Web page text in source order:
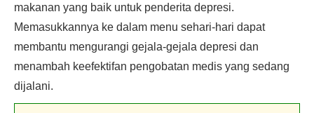
makanan yang baik untuk penderita depresi.
Memasukkannya ke dalam menu sehari-hari dapat
membantu mengurangi gejala-gejala depresi dan
menambah keefektifan pengobatan medis yang sedang
dijalani.